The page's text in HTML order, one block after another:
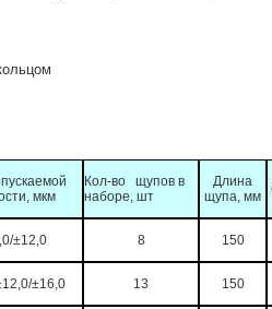
мкм
Кол-во щупов в
наборе, шт
Длина
щупа, мм
±12,0 8 150
±16,0 13 150